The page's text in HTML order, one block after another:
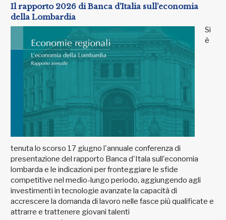
Il rapporto 2026 di Banca d’Italia sull’economia
della Lombardia
Si
è
tenuta lo scorso 17 giugno l'annuale conferenza di
presentazione del rapporto Banca d'Itala sull'economia
lombarda e le indicazioni per fronteggiare le sfide
competitive nel medio-lungo periodo, aggiungendo agli
investimenti in tecnologie avanzate la capacità di
accrescere la domanda di lavoro nelle fasce più qualificate e
attrarre e trattenere giovani talenti